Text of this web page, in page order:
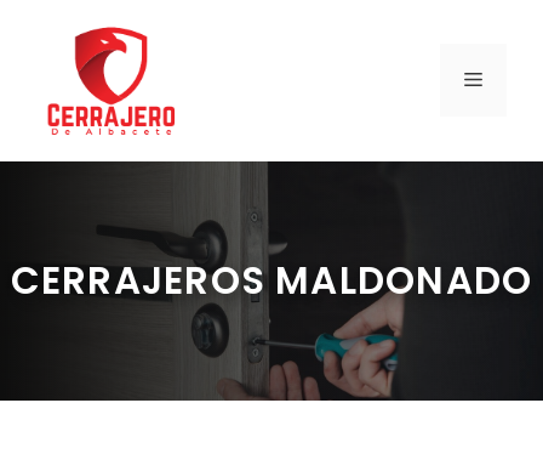
contenido
MENÚ
CERRAJEROS MALDONADO